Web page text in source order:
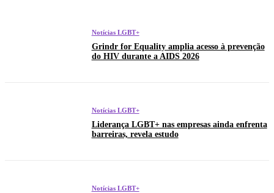
Notícias LGBT+
Grindr for Equality amplia acesso à prevenção
do HIV durante a AIDS 2026
Notícias LGBT+
Liderança LGBT+ nas empresas ainda enfrenta
barreiras, revela estudo
Notícias LGBT+